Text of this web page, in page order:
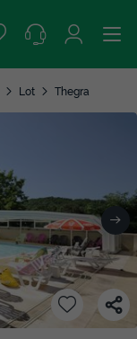
Lot Thegra